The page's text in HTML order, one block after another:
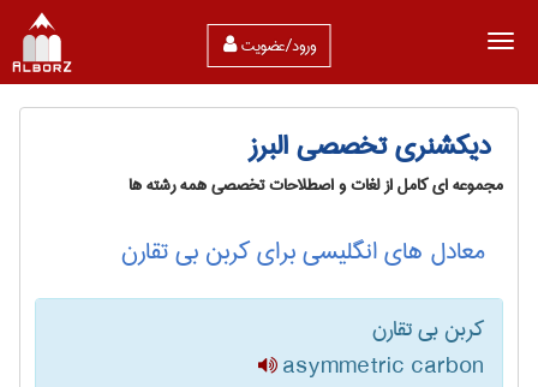
ورود/عضویت
دیکشنری تخصصی البرز
مجموعه ای کامل از لغات و اصطلاحات تخصصی همه رشته ها
معادل های انگلیسی برای کربن بی تقارن
کربن بی تقارن
asymmetric carbon